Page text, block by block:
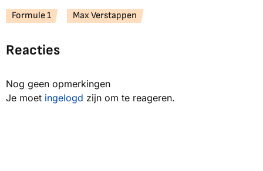
Formule 1 Max Verstappen
Reacties
Nog geen opmerkingen
Je moet ingelogd zijn om te reageren.